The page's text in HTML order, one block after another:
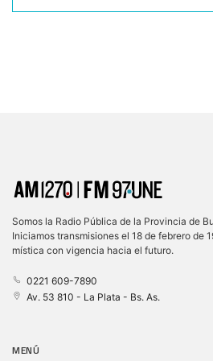
Somos la Radio Pública de la Provincia de
Iniciamos transmisiones el 18 de febrero de
mística con vigencia hacia el futuro.
0221 609-7890
Av. 53 810 - La Plata - Bs. As.
MENÚ